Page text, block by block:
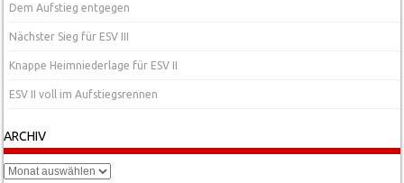
Dem Aufstieg entgegen
Nächster Sieg für ESV III
Knappe Heimniederlage für ESV II
ESV II voll im Aufstiegsrennen
ARCHIV
Archiv